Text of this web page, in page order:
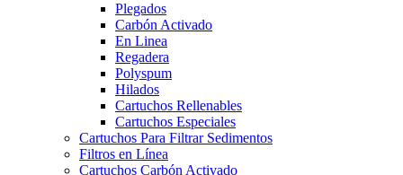
Plegados
Carbón Activado
En Linea
Regadera
Polyspum
Hilados
Cartuchos Rellenables
Cartuchos Especiales
Cartuchos Para Filtrar Sedimentos
Filtros en Línea
Cartuchos Carbón Activado